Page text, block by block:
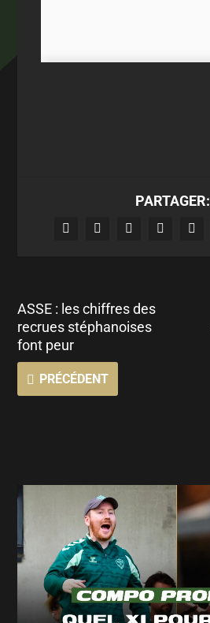
PARTAGER:
ASSE : les chiffres des
recrues stéphanoises
font peur
PRÉCÉDENT